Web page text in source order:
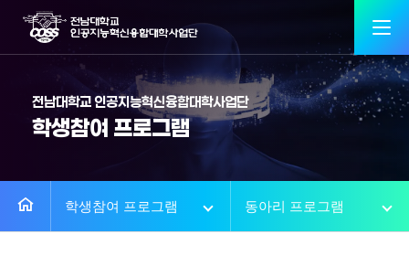
전남대학교 인공지능혁신융합대학사업단
학생참여 프로그램
학생참여 프로그램 동아리 프로그램